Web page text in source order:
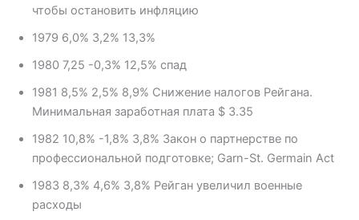
чтобы остановить инфляцию
1979 6,0% 3,2% 13,3%
1980 7,25 -0,3% 12,5% спад
1981 8,5% 2,5% 8,9% Снижение налогов Рейгана.
Минимальная заработная плата $ 3.35
1982 10,8% -1,8% 3,8% Закон о партнерстве по
профессиональной подготовке; Garn-St. Germain Act
1983 8,3% 4,6% 3,8% Рейган увеличил военные
расходы